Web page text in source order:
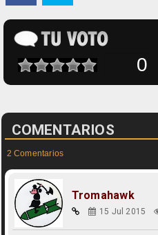
COMENTARIOS
2 Comentarios
Tromahawk
15 Jul 2015